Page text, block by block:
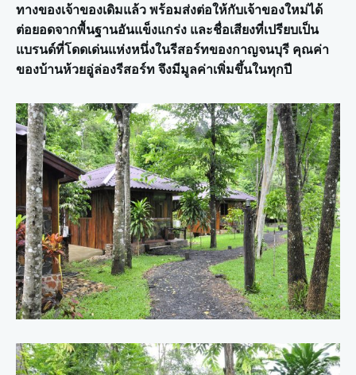
ทางของเจ้าของเดิมแล้ว พร้อมส่งต่อให้กับเจ้าของใหม่ได้
ต่อยอดจากพื้นฐานอันแข็งแกร่ง และชื่อเสียงที่เปรียบเป็น
แบรนด์ที่โดดเด่นแห่งหนึ่งในรีสอร์ทของกาญจนบุรี คุณค่า
ของบ้านห้วยอู่ล่องรีสอร์ท จึงมีมูลค่าเพิ่มขึ้นในทุกปี